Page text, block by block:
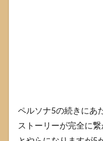
ペルソナ5の続きにあ
ストーリーが完全に